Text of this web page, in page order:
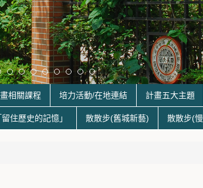
相關課程 培力活動/在地連結 計畫五大主題
住歷史的記憶」 散散步(舊城新藝) 散散步(